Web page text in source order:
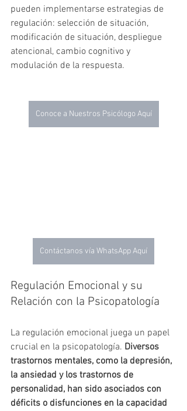
pueden implementarse estrategias de
regulación: selección de situación,
modificación de situación, despliegue
atencional, cambio cognitivo y
modulación de la respuesta.
Conoce a Nuestros Psicólogo Aquí
Contáctanos vía WhatsApp Aquí
Regulación Emocional y su
Relación con la Psicopatología
La regulación emocional juega un papel
crucial en la psicopatología. Diversos
trastornos mentales, como la depresión,
la ansiedad y los trastornos de
personalidad, han sido asociados con
déficits o disfunciones en la capacidad